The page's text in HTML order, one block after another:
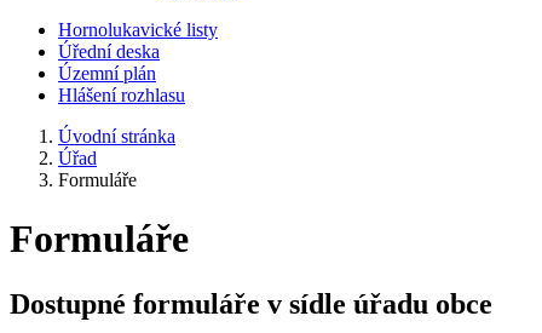
Hornolukavické listy
Úřední deska
Územní plán
Hlášení rozhlasu
Úvodní stránka
Úřad
Formuláře
Formuláře
Dostupné formuláře v sídle úřadu obce